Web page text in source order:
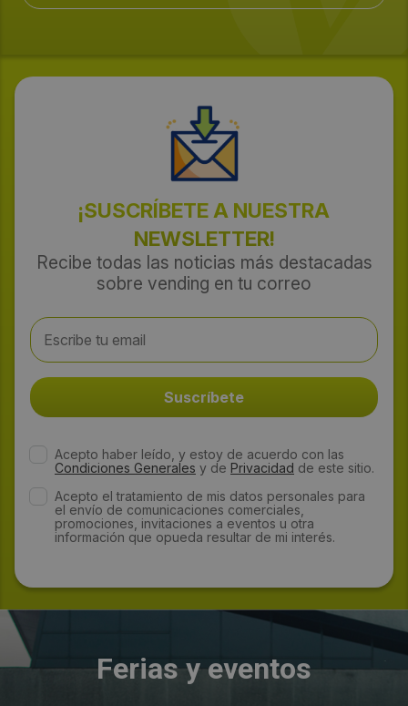
¡SUSCRÍBETE A NUESTRA
NEWSLETTER!
Recibe todas las noticias más destacadas
sobre vending en tu correo
Acepto haber leído, y estoy de acuerdo con las
Condiciones Generales y de Privacidad de este sitio.
Acepto el tratamiento de mis datos personales para
el envío de comunicaciones comerciales,
promociones, invitaciones a eventos u otra
información que opueda resultar de mi interés.
Ferias y eventos